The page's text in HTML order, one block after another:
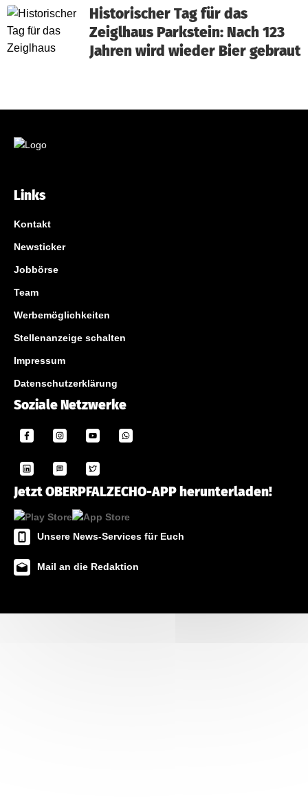
Historischer Tag für das
Zeiglhaus Parkstein: Nach 123
Jahren wird wieder Bier gebraut
Links
Kontakt
Newsticker
Jobbörse
Team
Werbemöglichkeiten
Stellenanzeige schalten
Impressum
Datenschutzerklärung
Soziale Netzwerke
Jetzt OBERPFALZECHO-APP herunterladen!
Unsere News-Services für Euch
Mail an die Redaktion